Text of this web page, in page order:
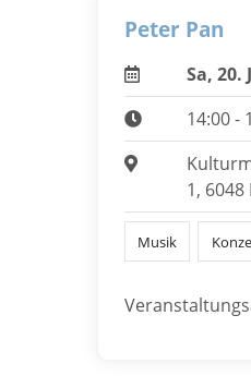
Peter Pan
Sa, 20.
14:00 -
1,
Musik